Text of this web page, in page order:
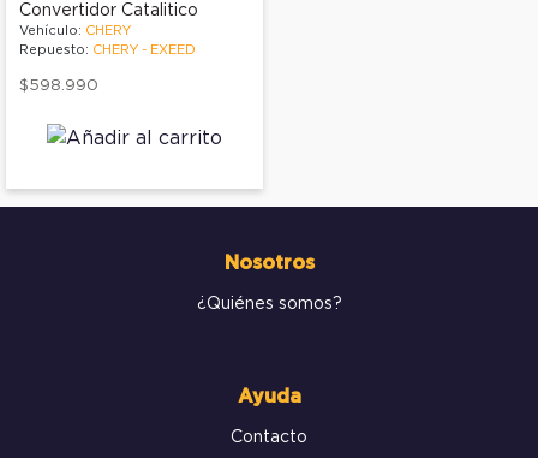
Convertidor Catalitico
Vehículo: CHERY
Repuesto: CHERY - EXEED
$598.990
Nosotros
¿Quiénes somos?
Ayuda
Contacto